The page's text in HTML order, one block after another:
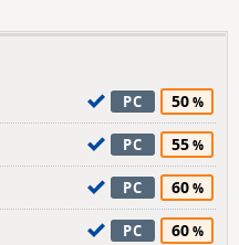
PC 50
PC 55
PC 60
PC 60